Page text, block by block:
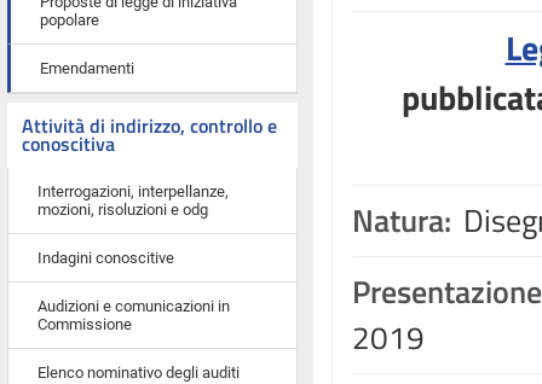
popolare
Emendamenti
Attività di indirizzo, controllo e
conoscitiva
Interrogazioni, interpellanze,
mozioni, risoluzioni e odg
Indagini conoscitive
Audizioni e comunicazioni in
Commissione
Elenco nominativo degli auditi
Natura:
2019